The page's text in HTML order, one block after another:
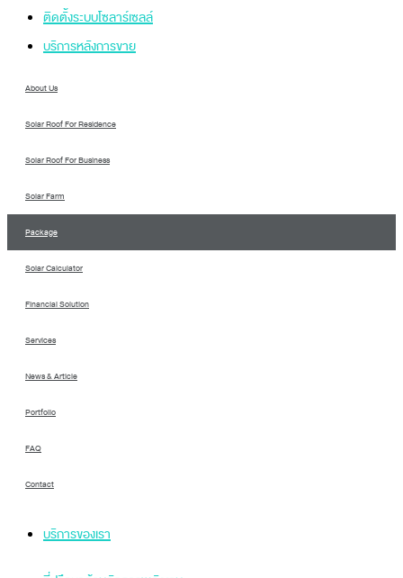
ติดตั้งระบบโซลาร์เซลล์
บริการหลังการขาย
About Us
Solar Roof For Residence
Solar Roof For Business
Solar Farm
Package
Solar Calculator
Financial Solution
Services
News & Article
Portfolio
FAQ
Contact
บริการของเรา